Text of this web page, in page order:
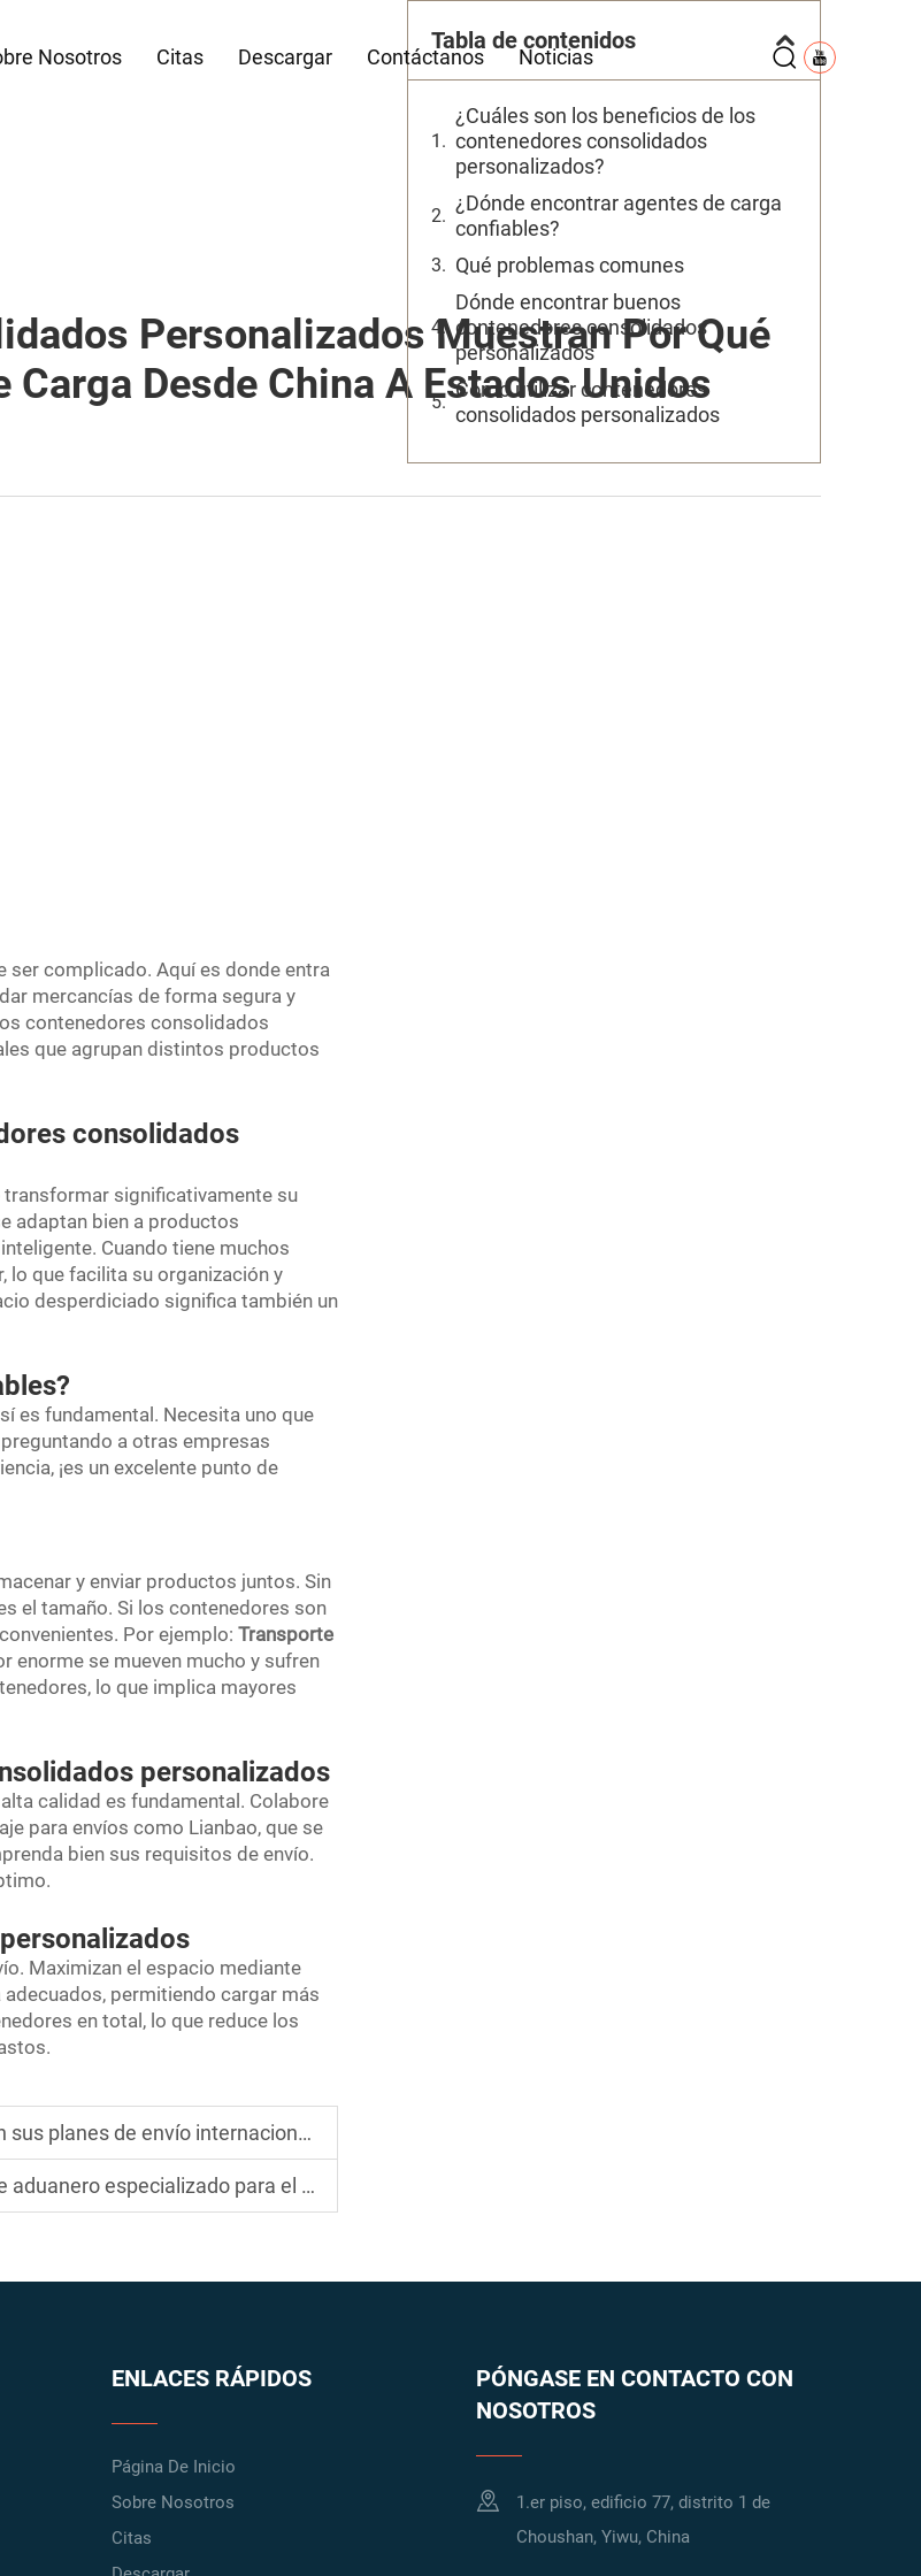
Nosotros Citas Descargar Contáctanos Noticias
Personalizados Muestran Por Qué
Carga Desde China A Estados Unidos
ser complicado. Aquí es donde entra
mercancías de forma segura y
contenedores consolidados
que agrupan distintos productos
consolidados
significativamente su
adaptan bien a productos
Cuando tiene muchos
lo que facilita su organización y
desperdiciado significa también un
es fundamental. Necesita uno que
a otras empresas
¡es un excelente punto de
y enviar productos juntos. Sin
el tamaño. Si los contenedores son
Por ejemplo: Transporte
enorme se mueven mucho y sufren
lo que implica mayores
personalizados
calidad es fundamental. Colabore
para envíos como Lianbao, que se
bien sus requisitos de envío.
Maximizan el espacio mediante
permitiendo cargar más
en total, lo que reduce los
de envío internacional de USPS
de mercancías desde China a Estados Unidos
Tabla de contenidos
¿Cuáles son los beneficios de los
contenedores consolidados
personalizados?
¿Dónde encontrar agentes de carga
confiables?
Qué problemas comunes
Dónde encontrar buenos
contenedores consolidados
personalizados
Cómo utilizar contenedores
consolidados personalizados
ENLACES RÁPIDOS
Página De Inicio
Sobre Nosotros
Citas
PÓNGASE EN CONTACTO CON
NOSOTROS
1.er piso, edificio 77, distrito 1 de
Choushan, Yiwu, China